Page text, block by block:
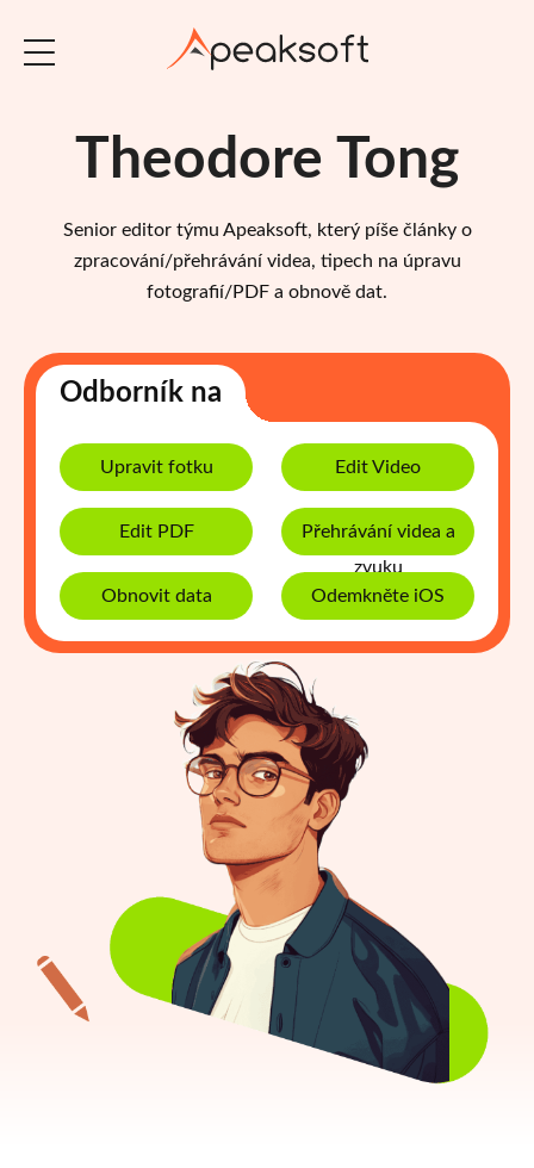
Theodore Tong
Senior editor týmu Apeaksoft, který píše články o
zpracování/přehrávání videa, tipech na úpravu
fotografií/PDF a obnově dat.
Odborník na
Upravit fotku Edit Video
Edit PDF
Přehrávání videa a
zvuku
Obnovit data
Odemkněte iOS